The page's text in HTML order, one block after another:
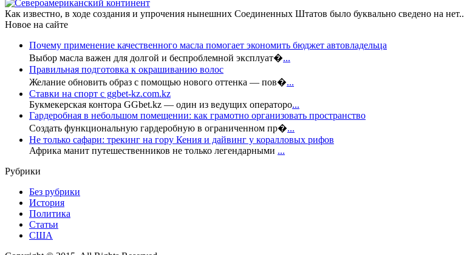
Как известно, в ходе создания и упрочения нынешних Соединенных Штатов было буквально сведено на
Новое на сайте
Почему применение качественного масла помогает экономить бюджет автовладельца
Выбор масла важен для долгой и беспроблемной эксплуат�...
Правильная подготовка к окрашиванию волос
Желание обновить образ с помощью нового оттенка — пов�...
Ставки на спорт с ggbet-kz.com.kz
Букмекерская контора GGbet.kz — один из ведущих операторо...
Гардеробная в небольшом помещении: как грамотно организовать пространство
Создать функциональную гардеробную в ограниченном пр�...
Не только сафари: трекинг на гору Кения и дайвинг у коралловых рифов
Африка манит путешественников не только легендарными ...
Рубрики
Без рубрики
История
Политика
Статьи
США